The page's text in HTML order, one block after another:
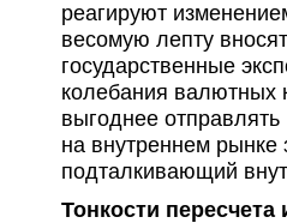
реагируют
весомую лепту
государственные
колебания валютных
выгоднее
на внутреннем рынке
подталкивающий
Тонкости